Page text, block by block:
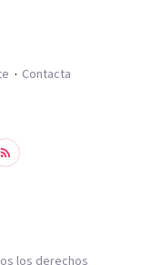
Contacta
los derechos